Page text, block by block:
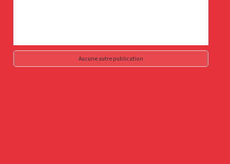
Aucune autre publication